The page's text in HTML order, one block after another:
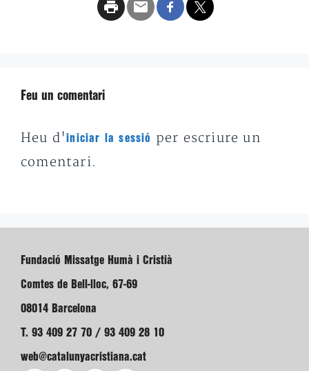
Feu un comentari
Heu d'iniciar la sessió
per escriure un
comentari.
Fundació Missatge Humà i Cristià
Comtes de Bell-lloc, 67-69
08014 Barcelona
T. 93 409 27 70 / 93 409 28 10
web@catalunyacristiana.cat